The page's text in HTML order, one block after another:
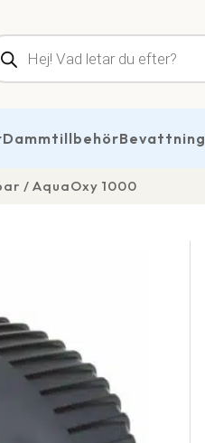
DammtillbehörBevattning
AquaOxy 1000